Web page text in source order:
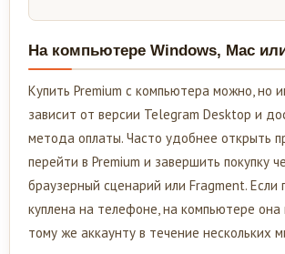
На компьютере Windows, Mac
Купить Premium с компьютера можно, но
зависит от версии Telegram Desktop и
метода оплаты. Часто удобнее открыть
перейти в Premium и завершить покупку
браузерный сценарий или Fragment. Если
куплена на телефоне, на компьютере она
тому же аккаунту в течение нескольких